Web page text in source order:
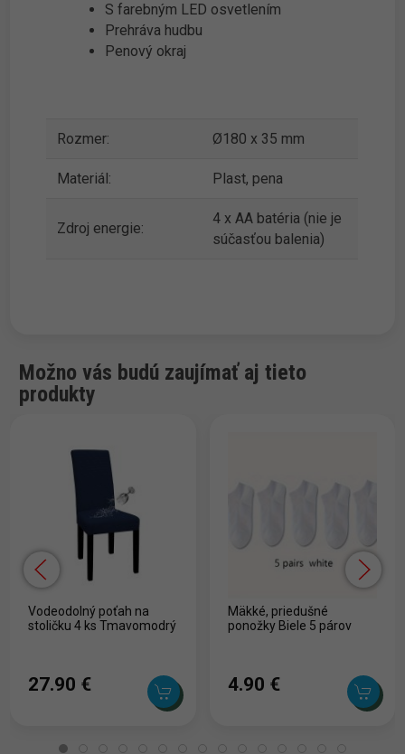
S farebným LED osvetlením
Prehráva hudbu
Penový okraj
Rozmer: Ø180 x 35 mm
Materiál: Plast, pena
Zdroj energie:
4 x AA batéria (nie je
súčasťou balenia)
Možno vás budú zaujímať aj tieto
produkty
Vodeodolný poťah na
stoličku 4 ks Tmavomodrý
27.90 ‎€
Mäkké, priedušné
ponožky Biele 5 párov
4.90 ‎€